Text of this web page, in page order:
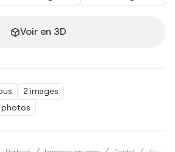
2 images
photos
Voir en 3D